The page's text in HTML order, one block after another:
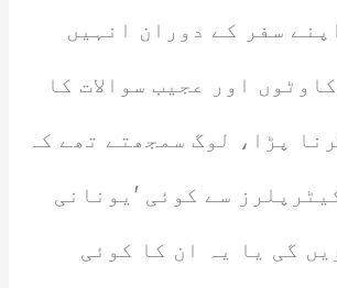
سفر کے دوران انہیں
اور عجیب سوالات کا
پڑا، لوگ سمجھتے تھے کہ
سے کوئی ’یونانی
گی یا یہ ان کا کوئی